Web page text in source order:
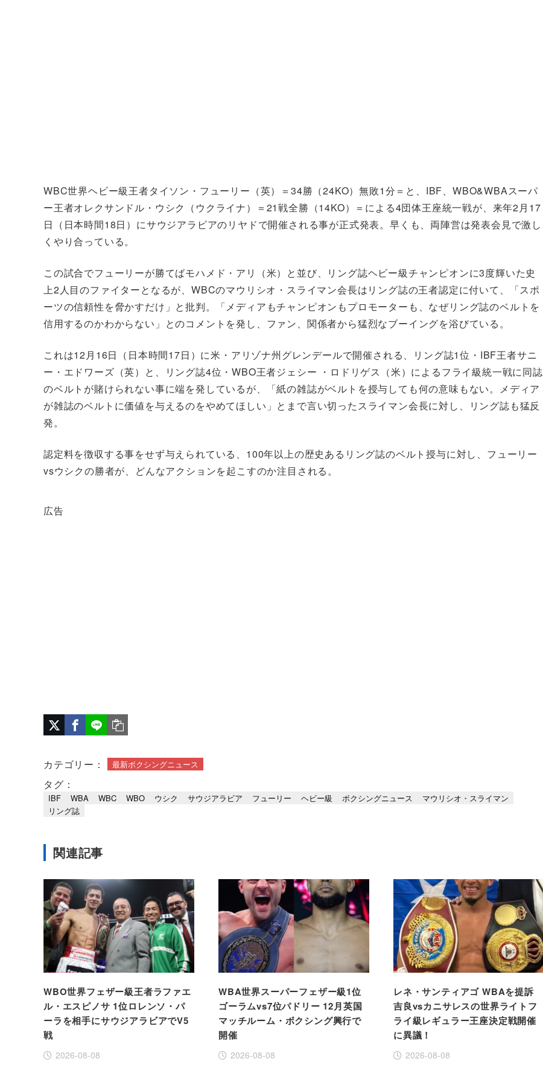
WBC世界ヘビー級王者タイソン・フューリー（英）＝34勝（24KO）無敗1分＝と、IBF、WBO&WBAスーパ
ー王者オレクサンドル・ウシク（ウクライナ）＝21戦全勝（14KO）＝による4団体王座統一戦が、来年2月17
日（日本時間18日）にサウジアラビアのリヤドで開催される事が正式発表。早くも、両陣営は発表会見で激し
くやり合っている。
この試合でフューリーが勝てばモハメド・アリ（米）と並び、リング誌ヘビー級チャンピオンに3度輝いた史
上2人目のファイターとなるが、WBCのマウリシオ・スライマン会長はリング誌の王者認定に付いて、「スポ
ーツの信頼性を脅かすだけ」と批判。「メディアもチャンピオンもプロモーターも、なぜリング誌のベルトを
信用するのかわからない」とのコメントを発し、ファン、関係者から猛烈なブーイングを浴びている。
これは12月16日（日本時間17日）に米・アリゾナ州グレンデールで開催される、リング誌1位・IBF王者サニ
ー・エドワーズ（英）と、リング誌4位・WBO王者ジェシー ・ロドリゲス（米）によるフライ級統一戦に同誌
のベルトが賭けられない事に端を発しているが、「紙の雑誌がベルトを授与しても何の意味もない。メディア
が雑誌のベルトに価値を与えるのをやめてほしい」とまで言い切ったスライマン会長に対し、リング誌も猛反
発。
認定料を徴収する事をせず与えられている、100年以上の歴史あるリング誌のベルト授与に対し、フューリー
vsウシクの勝者が、どんなアクションを起こすのか注目される。
広告
カテゴリー： 最新ボクシングニュース
タグ：
IBF WBA WBC WBO ウシク サウジアラビア フューリー ヘビー級 ボクシングニュース
マウリシオ・スライマン
リング誌
関連記事
WBO世界フェザー級王者ラファエ
ル・エスピノサ 1位ロレンソ・パ
ーラを相手にサウジアラビアでV5
戦
2026-08-08
WBA世界スーパーフェザー級1位
ゴーラムvs7位パドリー 12月英国
マッチルーム・ボクシング興行で
開催
2026-08-08
レネ・サンティアゴ WBAを提訴
吉良vsカニサレスの世界ライトフ
ライ級レギュラー王座決定戦開催
に異議！
2026-08-08